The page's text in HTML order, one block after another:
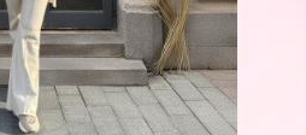
10 000 РУБЛЕЙ